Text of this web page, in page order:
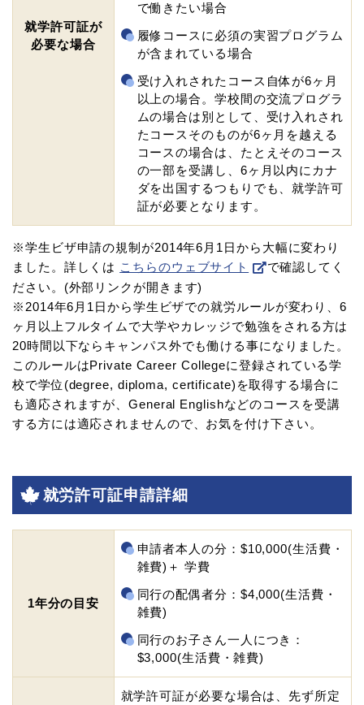
就学許可証が
必要な場合
で働きたい場合
履修コースに必須の実習プログラム
が含まれている場合
受け入れされたコース自体が6ヶ月
以上の場合。学校間の交流プログラ
ムの場合は別として、受け入れされ
たコースそのものが6ヶ月を越える
コースの場合は、たとえそのコース
の一部を受講し、6ヶ月以内にカナ
ダを出国するつもりでも、就学許可
証が必要となります。
※学生ビザ申請の規制が2014年6月1日から大幅に変わり
ました。詳しくは こちらのウェブサイト
で確認してく
ださい。(外部リンクが開きます)
※2014年6月1日から学生ビザでの就労ルールが変わり、6
ヶ月以上フルタイムで大学やカレッジで勉強をされる方は
20時間以下ならキャンパス外でも働ける事になりました。
このルールはPrivate Career Collegeに登録されている学
校で学位(degree, diploma, certificate)を取得する場合に
も適応されますが、General Englishなどのコースを受講
する方には適応されませんので、お気を付け下さい。
就労許可証申請詳細
1年分の目安
申請者本人の分：$10,000(生活費・
雑費)＋ 学費
同行の配偶者分：$4,000(生活費・
雑費)
同行のお子さん一人につき：
$3,000(生活費・雑費)
就学許可証が必要な場合は、先ず所定